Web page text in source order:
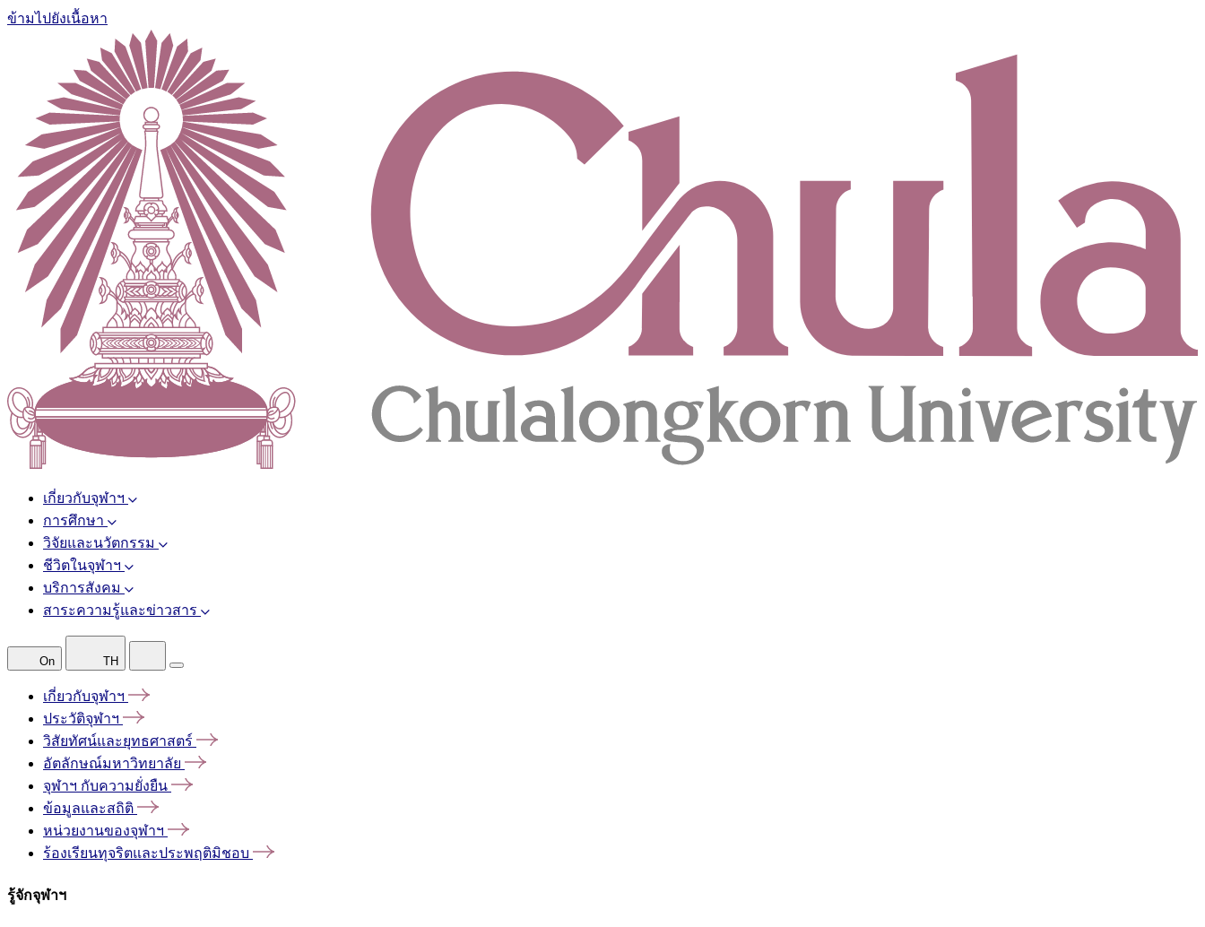
ข้ามไปยังเนื้อหา
เกี่ยวกับจุฬาฯ
การศึกษา
วิจัยและนวัตกรรม
ชีวิตในจุฬาฯ
บริการสังคม
สาระความรู้และข่าวสาร
On TH
เกี่ยวกับจุฬาฯ
ประวัติจุฬาฯ
วิสัยทัศน์และยุทธศาสตร์
อัตลักษณ์มหาวิทยาลัย
จุฬาฯ กับความยั่งยืน
ข้อมูลและสถิติ
หน่วยงานของจุฬาฯ
ร้องเรียนทุจริตและประพฤติมิชอบ
รู้จักจุฬาฯ